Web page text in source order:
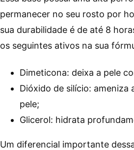
permanecer no seu rosto por
sua durabilidade é de até 8
os seguintes ativos na sua
Dimeticona: deixa a pele
Dióxido de silício: ameniza
pele;
Glicerol: hidrata
Um diferencial importante